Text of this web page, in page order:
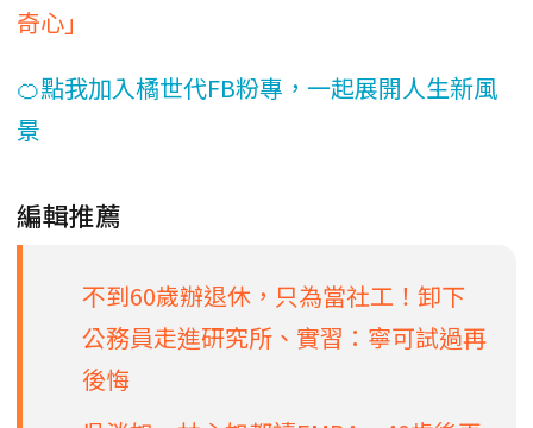
奇心」
🍊點我加入橘世代FB粉專，一起展開人生新風
景
編輯推薦
不到60歲辦退休，只為當社工！卸下
公務員走進研究所、實習：寧可試過再
後悔